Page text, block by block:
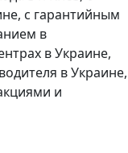
с гарантийным
в
в Украине,
в Украине,
и